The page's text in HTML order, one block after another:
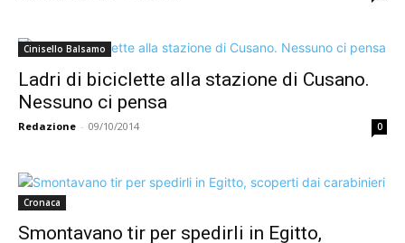
Cinisello Balsamo
Ladri di biciclette alla stazione di Cusano.
Nessuno ci pensa
Redazione - 09/10/2014 0
Cronaca
Smontavano tir per spedirli in Egitto,